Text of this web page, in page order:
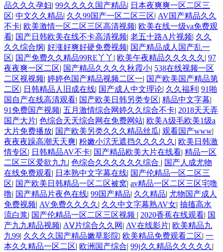
品久久久孕妇| 99久久久久国产精品| 日本夜爽爽一区二区三
区| 中文久久精品| 久久99国产一区二区三区| AV国产精品久久
不卡| 欧美激情一区二区三区高清视频| 欧美在线一级va免费观
看| 国产日韩欧美在线不卡高清视频| 老五十路A片视频| 久久
久久综合纲| 好涨好爽好硬免费视频| 国产精品成人国产乱一
区| 国产免费久久精品99RE丫丫 | 欧美午夜精品久久久久久 | 97
夜夜爽一区二区| 国产精品久久久久秋霞小| 538在线视频一区
二区视视频| 婷婷色国产精品视频二区一| 国产欧美国产精品第
二区| 日韩精品人旧成在线| 国产成人中文理论| 久久福利 | 91啪
国自产在线高清观看| 国产欧美日韩另类专区| 精品中文字幕|
91免费国产视频| 五月激情综合网婷久久综合不卡| 2018天天弄
国产大片| 色综合天天综合网在免费网站| 欧美A级毛欧美1级a
大片免费播放| 国产欧美另类久久久精品丝瓜| 观看国产www|
夜夜夜躁高潮天天爽| 粉嫩小泬无遮挡久久久久久 | 欧美日韩激
情专区| 日韩精品AV不卡| 国产精品欧美大片在线看| 精品一区
二区三区爱欲九九| 色综合久久久久久久综合 | 国产人成尤物
在线免费观看| 日本熟中文字幕在线| 国产伦精品一区二区三
区| 国产欧美日韩精品一区二区被窝| av精品一区二区三区宅噜
噜| 国产精品片夜色在线| 99国产精品| 久久精品| 尤物国产成人
免费视频| AV免费久久久久 | 久久中文字幕熟AV女| 抽搐高水
流白浆| 国产伦精品一区二区三区视频 | 2020香蕉在线观看| 国
产九九精品视频| AⅤ片综合久久网 | AV在线影片| 欧美精品九
九99| 久久久久国产精品嫩草影院| 欧美精品免费观看二区| 一
本久久精品一区二区| 欧洲国产综合| 99j久久精品久久久久久 |